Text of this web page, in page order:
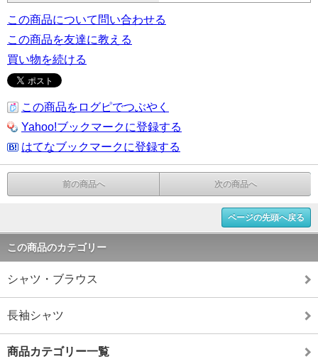
この商品について問い合わせる
この商品を友達に教える
買い物を続ける
この商品をログピでつぶやく
Yahoo!ブックマークに登録する
はてなブックマークに登録する
前の商品へ 次の商品へ
ページの先頭へ戻る
この商品のカテゴリー
シャツ・ブラウス
長袖シャツ
商品カテゴリー一覧